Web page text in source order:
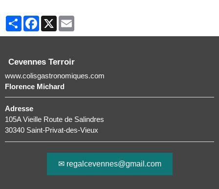
PartagerFacebook
X
Cevennes Terroir
www.colisgastronomiques.com
Florence Michard
Adresse
105A Vieille Route de Salindres
30340 Saint-Privat-des-Vieux
✉ regalcevennes@gmail.com